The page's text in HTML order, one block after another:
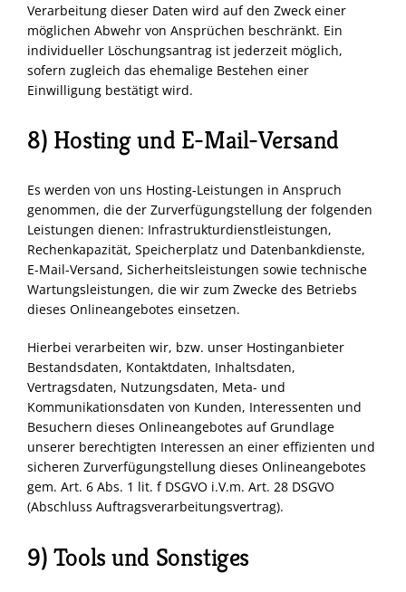
Verarbeitung dieser Daten wird auf den Zweck einer
möglichen Abwehr von Ansprüchen beschränkt. Ein
individueller Löschungsantrag ist jederzeit möglich,
sofern zugleich das ehemalige Bestehen einer
Einwilligung bestätigt wird.
8) Hosting und E-Mail-Versand
Es werden von uns Hosting-Leistungen in Anspruch
genommen, die der Zurverfügungstellung der folgenden
Leistungen dienen: Infrastrukturdienstleistungen,
Rechenkapazität, Speicherplatz und Datenbankdienste,
E-Mail-Versand, Sicherheitsleistungen sowie technische
Wartungsleistungen, die wir zum Zwecke des Betriebs
dieses Onlineangebotes einsetzen.
Hierbei verarbeiten wir, bzw. unser Hostinganbieter
Bestandsdaten, Kontaktdaten, Inhaltsdaten,
Vertragsdaten, Nutzungsdaten, Meta- und
Kommunikationsdaten von Kunden, Interessenten und
Besuchern dieses Onlineangebotes auf Grundlage
unserer berechtigten Interessen an einer effizienten und
sicheren Zurverfügungstellung dieses Onlineangebotes
gem. Art. 6 Abs. 1 lit. f DSGVO i.V.m. Art. 28 DSGVO
(Abschluss Auftragsverarbeitungsvertrag).
9) Tools und Sonstiges